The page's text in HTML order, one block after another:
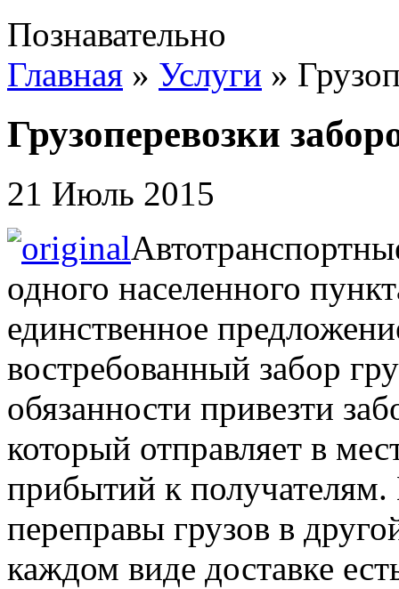
Познавательно
Главная » Услуги »
Грузоперевозки
21 Июль 2015
одного населенного
единственное
востребованный забор
обязанности привезти
который отправляет в
прибытий к
переправы грузов в
каждом виде доставке